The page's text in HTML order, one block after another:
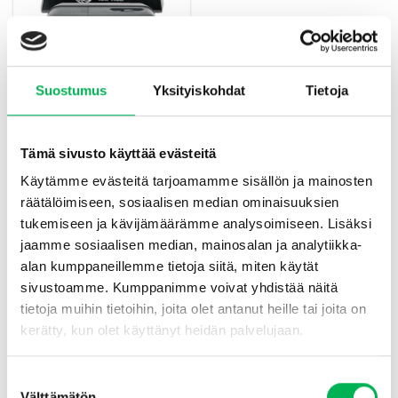
Suostumus Yksityiskohdat Tietoja
Tämä sivusto käyttää evästeitä
Käytämme evästeitä tarjoamamme sisällön ja mainosten
räätälöimiseen, sosiaalisen median ominaisuuksien
tukemiseen ja kävijämäärämme analysoimiseen. Lisäksi
jaamme sosiaalisen median, mainosalan ja analytiikka-
alan kumppaneillemme tietoja siitä, miten käytät
sivustoamme. Kumppanimme voivat yhdistää näitä
tietoja muihin tietoihin, joita olet antanut heille tai joita on
kerätty, kun olet käyttänyt heidän palvelujaan.
Suurpakkaus
OWLTRA®
oli:
€254.
on:
Lisää ostoskoriin
Pikaguide: Sähköinen rotanloukku
Edut sähköisistä rotanloukuista:
Hygieeninen
– Sinun ei tarvitse koskettaa rottaa